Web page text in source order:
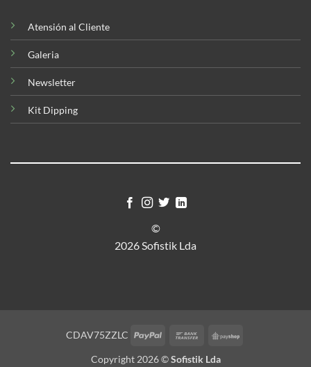
Atensión al Cliente
Galeria
Newsletter
Kit Dipping
©
2026 Sofistik Lda
CDAV75ZZLC PayPal
Bank
PayShop
Copyright 2026 ©Sofistik Lda